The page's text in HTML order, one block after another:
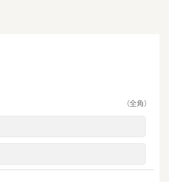
（全角）